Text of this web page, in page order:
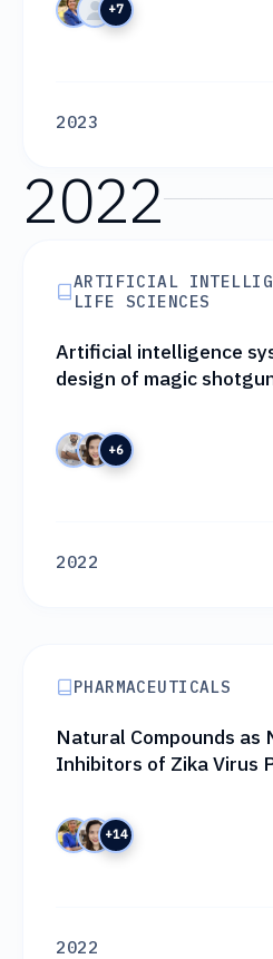
+7
2023
2022
ARTIFICIAL
LIFE SCIENCES
Artificial intelligence
design of magic
+6
2022
PHARMACEUTICALS
Natural Compounds as
Inhibitors of Zika Virus
Vitro Approaches
+14
2022